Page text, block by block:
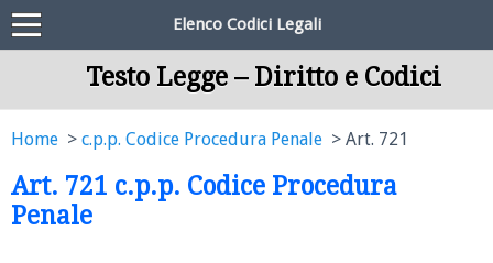
Elenco Codici Legali
Testo Legge – Diritto e Codici
Home c.p.p. Codice Procedura Penale Art. 721
Art. 721 c.p.p. Codice Procedura
Penale